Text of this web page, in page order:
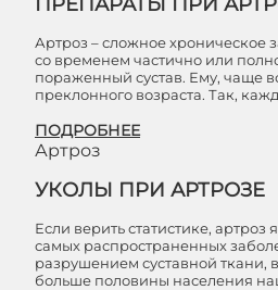
Артроз – сложное хроническое
со временем частично или
пораженный сустав. Ему, чаще
преклонного возраста. Так,
ПОДРОБНЕЕ
Артроз
УКОЛЫ ПРИ АРТРОЗЕ
Если верить статистике, артроз
самых распространенных
разрушением суставной ткани,
больше половины населения